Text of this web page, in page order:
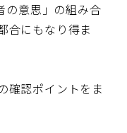
の意思」の組み合
合にもなり得ま
確認ポイントをま